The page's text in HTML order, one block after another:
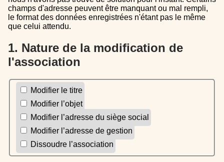
champs d'adresse peuvent être manquant ou mal rempli,
le format des données enregistrées n'étant pas le même
que celui attendu.
1. Nature de la modification de
l'association
Modifier le titre
Modifier l’objet
Modifier l’adresse du siège social
Modifier l’adresse de gestion
Dissoudre l’association